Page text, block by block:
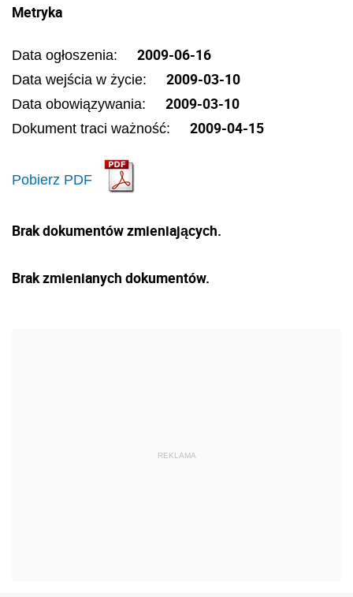
Metryka
Data ogłoszenia: 2009-06-16
Data wejścia w życie: 2009-03-10
Data obowiązywania: 2009-03-10
Dokument traci ważność: 2009-04-15
Pobierz PDF
Brak dokumentów zmieniających.
Brak zmienianych dokumentów.